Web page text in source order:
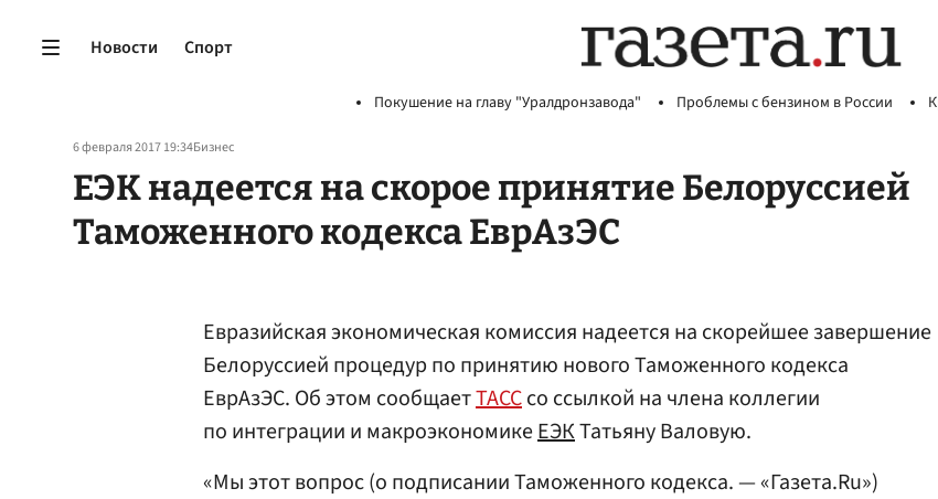
Новости Спорт
Покушение на главу "Уралдронзавода" Проблемы с бензином в России
6 февраля 2017 19:34Бизнес
ЕЭК надеется на скорое принятие Белоруссией
Таможенного кодекса ЕврАзЭС
Евразийская экономическая комиссия надеется на скорейшее завершение
Белоруссией процедур по принятию нового Таможенного кодекса
ЕврАзЭС. Об этом сообщаетТАССсо ссылкой на члена коллегии
по интеграции и макроэкономикеЕЭКТатьяну Валовую.
«Мы этот вопрос (о подписании Таможенного кодекса. — «Газета.Ru»)